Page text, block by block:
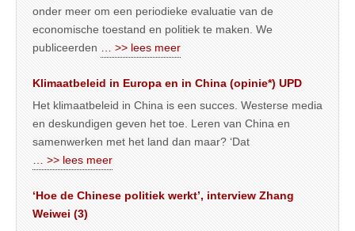
onder meer om een periodieke evaluatie van de
economische toestand en politiek te maken. We
publiceerden
… >> lees meer
Klimaatbeleid in Europa en in China (opinie*) UPD
Het klimaatbeleid in China is een succes. Westerse media
en deskundigen geven het toe. Leren van China en
samenwerken met het land dan maar? ‘Dat
… >> lees meer
‘Hoe de Chinese politiek werkt’, interview Zhang
Weiwei (3)